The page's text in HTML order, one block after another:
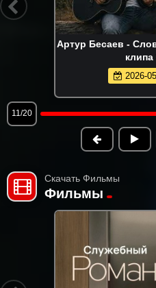
Misty -
12/20
Скачать Фильмы
Фильмы